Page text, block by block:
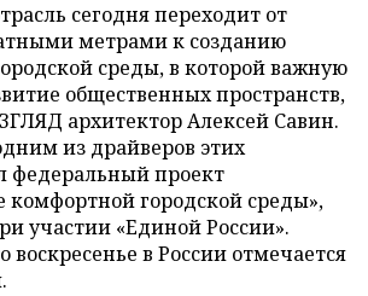
сегодня переходит от
метрами к созданию
среды, в которой важную
общественных пространств,
архитектор Алексей Савин.
из драйверов этих
федеральный проект
городской среды»,
участии «Единой России».
в России отмечается